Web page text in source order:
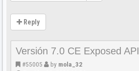
Reply
Versión 7.0 CE Exposed API
#55005 by mola_32